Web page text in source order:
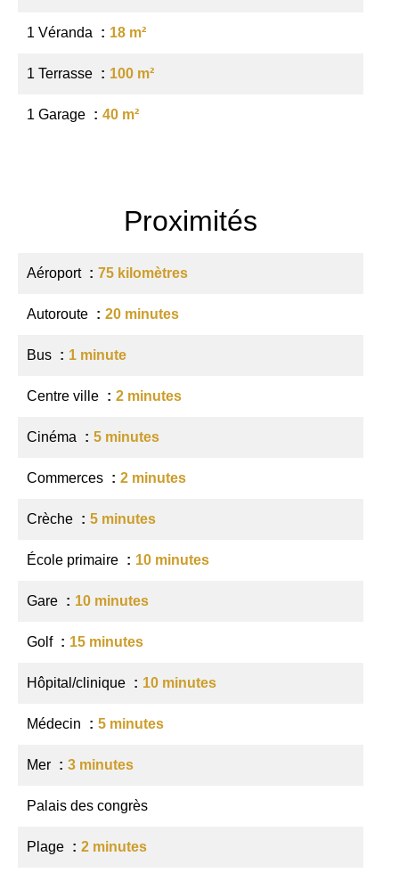
1 Véranda 18 m²
1 Terrasse 100 m²
1 Garage 40 m²
Proximités
Aéroport 75 kilomètres
Autoroute 20 minutes
Bus 1 minute
Centre ville 2 minutes
Cinéma 5 minutes
Commerces 2 minutes
Crèche 5 minutes
École primaire 10 minutes
Gare 10 minutes
Golf 15 minutes
Hôpital/clinique 10 minutes
Médecin 5 minutes
Mer 3 minutes
Palais des congrès
Plage 2 minutes